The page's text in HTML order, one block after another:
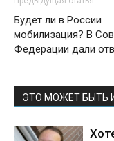
Будет ли в России
мобилизация? В
Федерации дали
ЭТО МОЖЕТ БЫТЬ